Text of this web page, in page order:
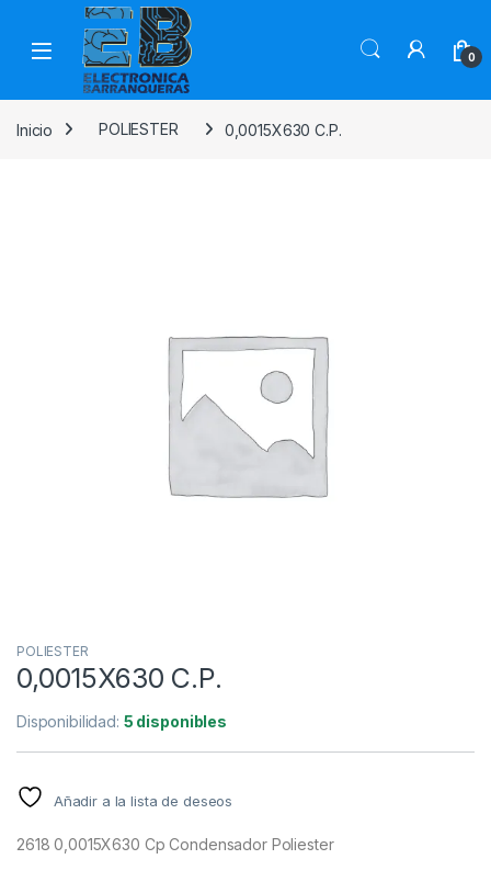
0
Inicio POLIESTER 0,0015X630 C.P.
POLIESTER
0,0015X630 C.P.
Disponibilidad: 5 disponibles
Añadir a la lista de deseos
2618 0,0015X630 Cp Condensador Poliester